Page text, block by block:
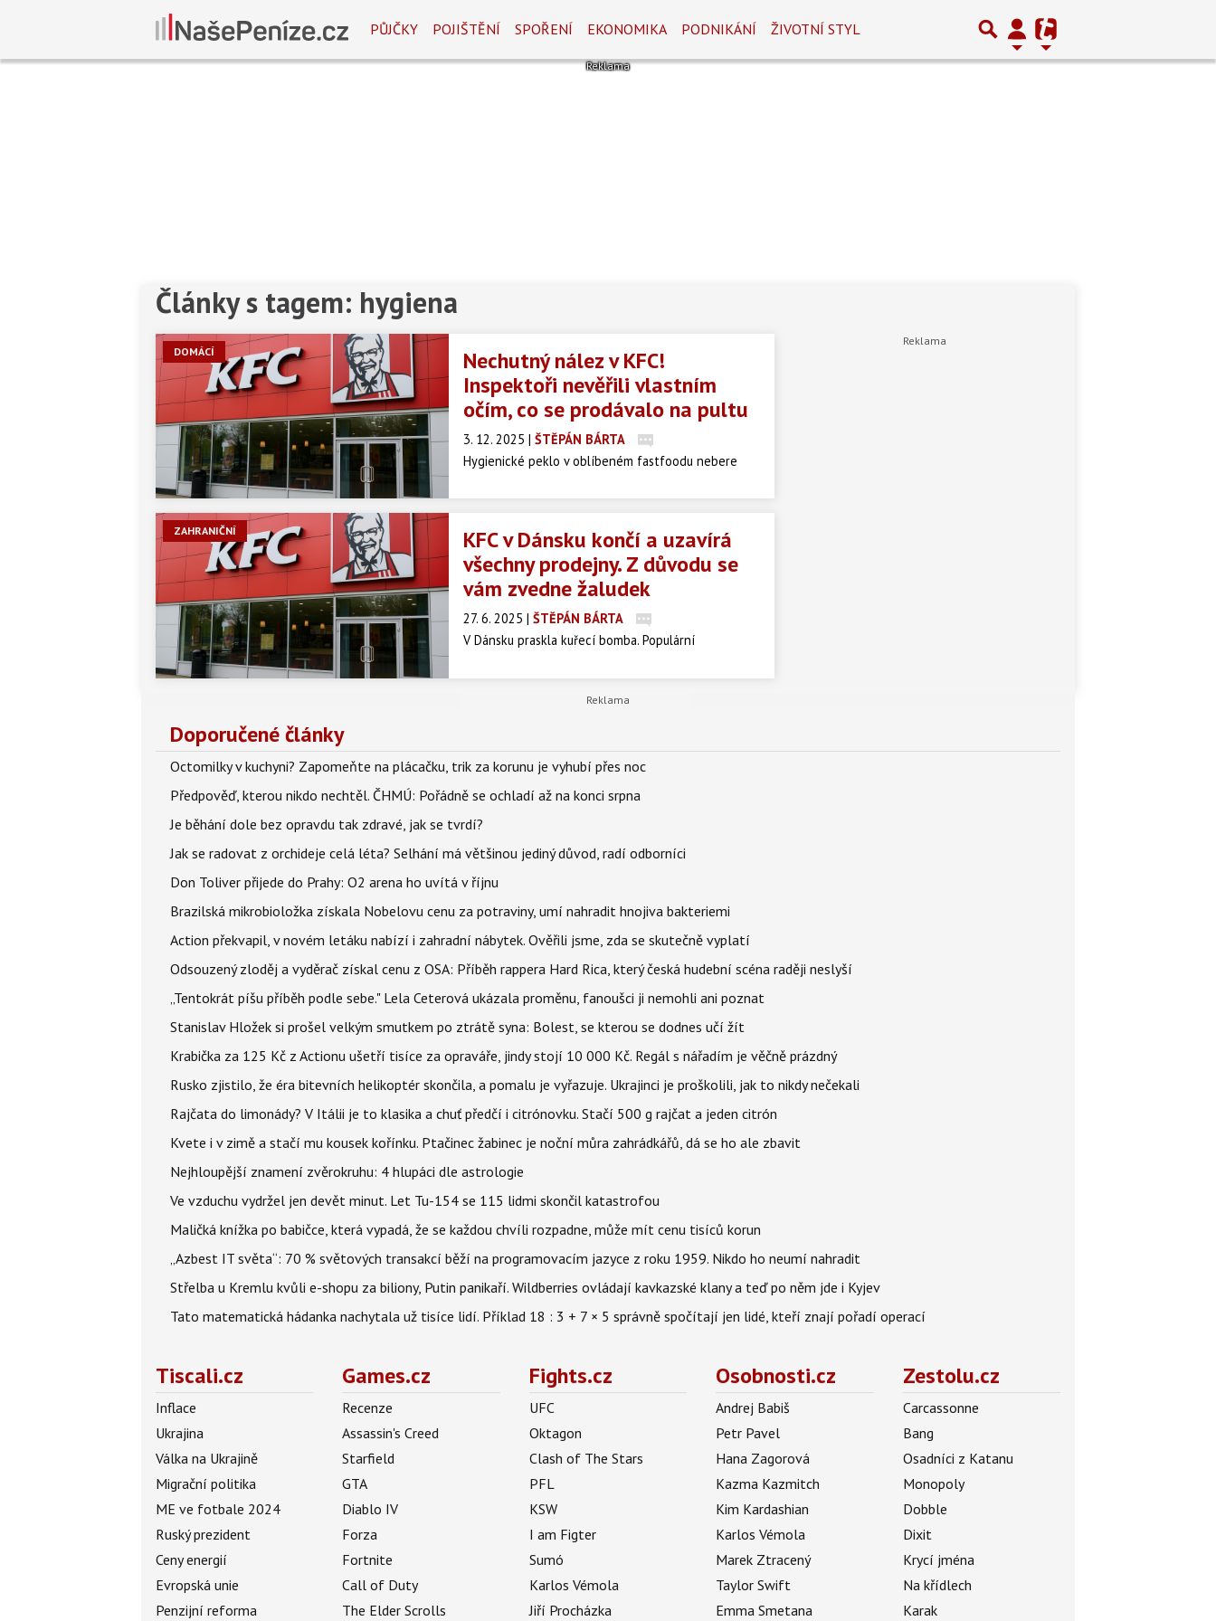
PŮJČKY POJIŠTĚNÍ SPOŘENÍ EKONOMIKA PODNIKÁNÍ ŽIVOTNÍ STYL
Články s tagem: hygiena
DOMÁCÍ
Nechutný nález v KFC!
Inspektoři nevěřili vlastním
očím, co se prodávalo na pultu
3. 12. 2025 | ŠTĚPÁN BÁRTA
Hygienické peklo v oblíbeném fastfoodu nebere
daty trvanlivosti u kuřecího masa, řítí se na řetězec
zemědělské a potravinářské inspekce (SZPI) narazili
přímo na výdejním pultu na něco, co byste v ústech
rozhodně mít nechtěli. V pobočce v Jenišově na
Karlovarsku se prodávaly muffiny pokryté viditelnou
plísní. Jde už o třetí vážný prohřešek během krátké
ZAHRANIČNÍ
KFC v Dánsku končí a uzavírá
všechny prodejny. Z důvodu se
vám zvedne žaludek
27. 6. 2025 | ŠTĚPÁN BÁRTA
V Dánsku praskla kuřecí bomba. Populární
restaurací poté, co vyšlo najevo, že s masem se tam
čarovalo tak dlouho, až to zaujalo i veterináře. Bývalí
které se ve fastfoodech měly dít celé roky.
Doporučené články
Octomilky v kuchyni? Zapomeňte na plácačku, trik za korunu je vyhubí přes noc
Předpověď, kterou nikdo nechtěl. ČHMÚ: Pořádně se ochladí až na konci srpna
Je běhání dole bez opravdu tak zdravé, jak se tvrdí?
Jak se radovat z orchideje celá léta? Selhání má většinou jediný důvod, radí odborníci
Don Toliver přijede do Prahy: O2 arena ho uvítá v říjnu
Brazilská mikrobioložka získala Nobelovu cenu za potraviny, umí nahradit hnojiva bakteriemi
Action překvapil, v novém letáku nabízí i zahradní nábytek. Ověřili jsme, zda se skutečně vyplatí
Odsouzený zloděj a vyděrač získal cenu z OSA: Příběh rappera Hard Rica, který česká hudební scéna raději neslyší
„Tentokrát píšu příběh podle sebe." Lela Ceterová ukázala proměnu, fanoušci ji nemohli ani poznat
Stanislav Hložek si prošel velkým smutkem po ztrátě syna: Bolest, se kterou se dodnes učí žít
Krabička za 125 Kč z Actionu ušetří tisíce za opraváře, jindy stojí 10 000 Kč. Regál s nářadím je věčně prázdný
Rusko zjistilo, že éra bitevních helikoptér skončila, a pomalu je vyřazuje. Ukrajinci je proškolili, jak to nikdy nečekali
Rajčata do limonády? V Itálii je to klasika a chuť předčí i citrónovku. Stačí 500 g rajčat a jeden citrón
Kvete i v zimě a stačí mu kousek kořínku. Ptačinec žabinec je noční můra zahrádkářů, dá se ho ale zbavit
Nejhloupější znamení zvěrokruhu: 4 hlupáci dle astrologie
Ve vzduchu vydržel jen devět minut. Let Tu-154 se 115 lidmi skončil katastrofou
Maličká knížka po babičce, která vypadá, že se každou chvíli rozpadne, může mít cenu tisíců korun
„Azbest IT světa“: 70 % světových transakcí běží na programovacím jazyce z roku 1959. Nikdo ho neumí nahradit
Střelba u Kremlu kvůli e-shopu za biliony, Putin panikaří. Wildberries ovládají kavkazské klany a teď po něm jde i Kyjev
Tato matematická hádanka nachytala už tisíce lidí. Příklad 18 : 3 + 7 × 5 správně spočítají jen lidé, kteří znají pořadí operací
Tiscali.cz
Inflace
Ukrajina
Válka na Ukrajině
Migrační politika
ME ve fotbale 2024
Ruský prezident
Ceny energií
Evropská unie
Penzijní reforma
Games.cz
Recenze
Assassin's Creed
Starfield
GTA
Diablo IV
Forza
Fortnite
Call of Duty
The Elder Scrolls
Fights.cz
UFC
Oktagon
Clash of The Stars
PFL
KSW
I am Figter
Sumó
Karlos Vémola
Jiří Procházka
Osobnosti.cz
Andrej Babiš
Petr Pavel
Hana Zagorová
Kazma Kazmitch
Kim Kardashian
Karlos Vémola
Marek Ztracený
Taylor Swift
Emma Smetana
Zestolu.cz
Carcassonne
Bang
Osadníci z Katanu
Monopoly
Dobble
Dixit
Krycí jména
Na křídlech
Karak